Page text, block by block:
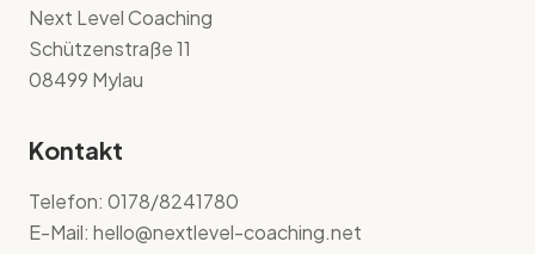
Next Level Coaching
Schützenstraße 11
08499 Mylau
Kontakt
Telefon: 0178/8241780
E-Mail: hello@nextlevel-coaching.net